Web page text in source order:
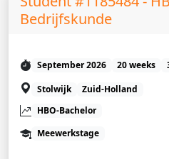
Bedrijfskunde
September 2026 20 weeks
Stolwijk
Zuid-Holland
HBO-Bachelor
Meewerkstage